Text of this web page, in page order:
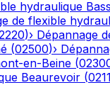
hydraulique
de flexible
)› Dépannage
(02500)›
en-Beine (
Beaurevoir (